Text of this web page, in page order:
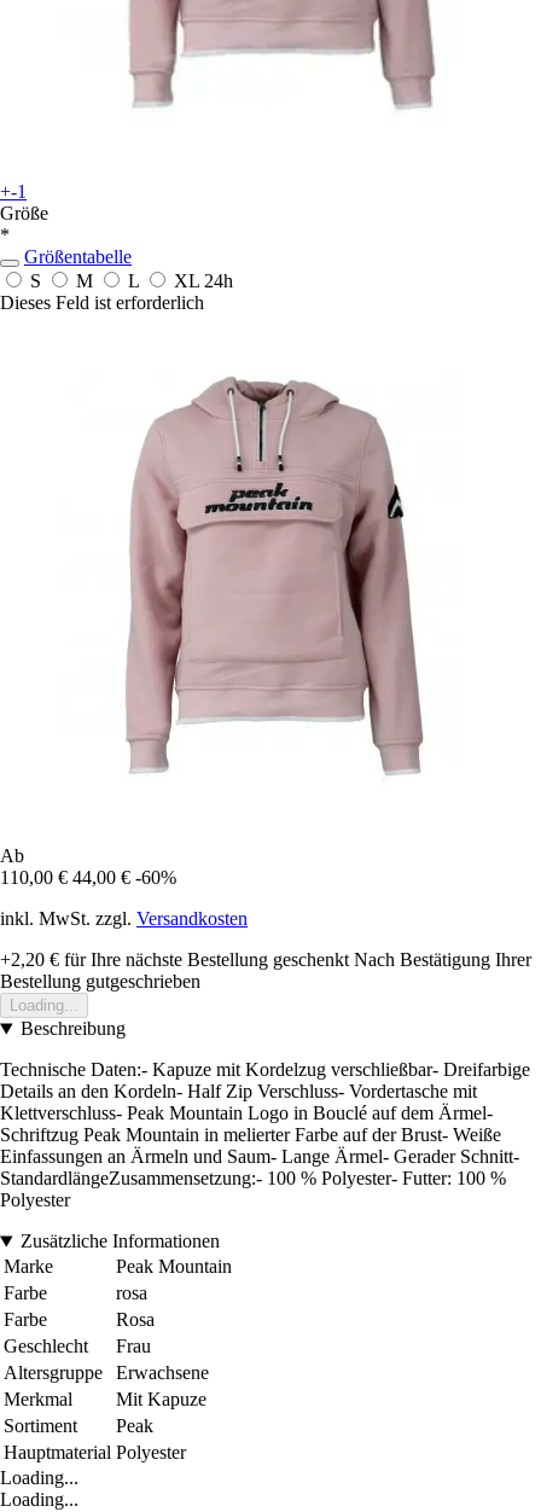
+-1
Größe
*
Größentabelle
S
M L XL 24h
Dieses Feld ist erforderlich
Ab
110,00 € 44,00 € -60%
inkl. MwSt. zzgl. Versandkosten
+2,20 € für Ihre nächste Bestellung geschenkt Nach Bestätigung Ihrer
Bestellung gutgeschrieben
Loading...
Beschreibung
Technische Daten:- Kapuze mit Kordelzug verschließbar- Dreifarbige
Details an den Kordeln- Half Zip Verschluss- Vordertasche mit
Klettverschluss- Peak Mountain Logo in Bouclé auf dem Ärmel-
Schriftzug Peak Mountain in melierter Farbe auf der Brust- Weiße
Einfassungen an Ärmeln und Saum- Lange Ärmel- Gerader Schnitt-
StandardlängeZusammensetzung:- 100 % Polyester- Futter: 100 %
Polyester
Zusätzliche Informationen
Marke
Peak Mountain
Farbe
rosa
Farbe
Rosa
Geschlecht
Frau
Altersgruppe
Erwachsene
Merkmal
Mit Kapuze
Sortiment
Peak
Hauptmaterial Polyester
Loading...
Loading...